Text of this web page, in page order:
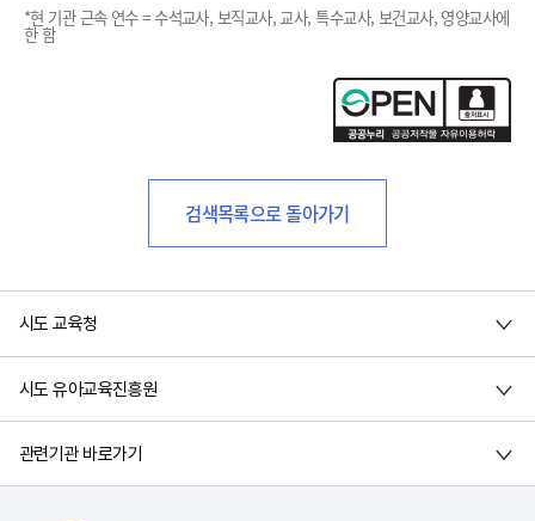
*현 기관 근속 연수 = 수석교사, 보직교사, 교사, 특수교사, 보건교사, 영양교사에
한 함
검색목록으로 돌아가기
시도 교육청
시도 유아교육진흥원
관련기관 바로가기